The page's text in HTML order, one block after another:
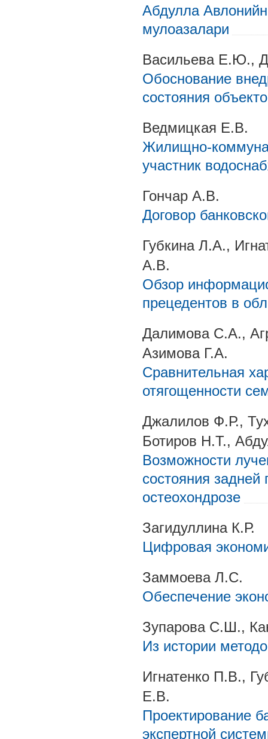
Абдулла
мулоазалари
Васильева Е.Ю.,
Обоснование
состояния
Ведмицкая Е.В.
Жилищно-
участник
Гончар А.В.
Договор
Губкина Л.А.,
А.В.
Обзор
прецедентов в
Далимова С.А.,
Азимова Г.А.
Сравнительная
отягощенности
Джалилов Ф.Р.,
Ботиров Н.Т.,
Возможности
состояния
остеохондрозе
Загидуллина К.Р.
Цифровая
Заммоева Л.С.
Обеспечение
Зупарова С.Ш.,
Из истории
Игнатенко П.В.,
Е.В.
Проектирование
экспертной